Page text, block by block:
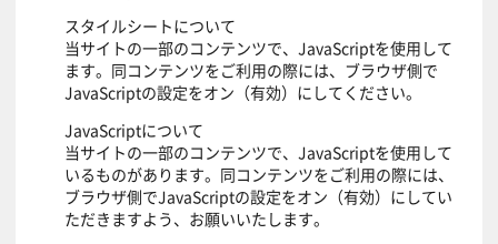
スタイルシートについて
当サイトの一部のコンテンツで、JavaScriptを使用して
ます。同コンテンツをご利用の際には、ブラウザ側で
JavaScriptの設定をオン（有効）にしてください。
JavaScriptについて
当サイトの一部のコンテンツで、JavaScriptを使用して
いるものがあります。同コンテンツをご利用の際には、
ブラウザ側でJavaScriptの設定をオン（有効）にしてい
ただきますよう、お願いいたします。